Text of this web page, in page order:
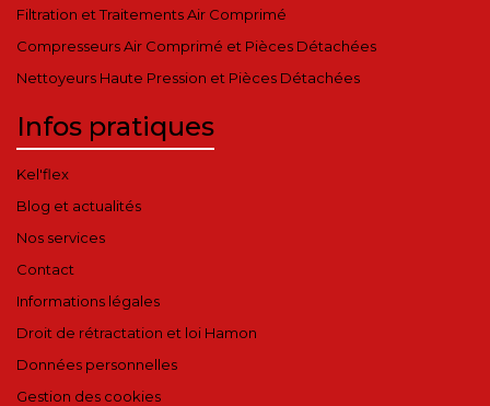
Filtration et Traitements Air Comprimé
Compresseurs Air Comprimé et Pièces Détachées
Nettoyeurs Haute Pression et Pièces Détachées
Infos pratiques
Kel'flex
Blog et actualités
Nos services
Contact
Informations légales
Droit de rétractation et loi Hamon
Données personnelles
Gestion des cookies